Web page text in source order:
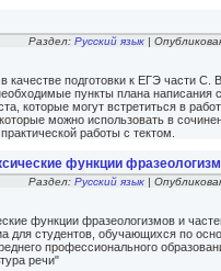
Раздел: Русский язык |
качестве подготовки к ЕГЭ части С.
пункты плана написания
которые могут встретиться в
можно использовать в
работы с тектом.
функции
Раздел: Русский язык |
функции фразеологизмов и
для студентов, обучающихся по
профессионального
речи"